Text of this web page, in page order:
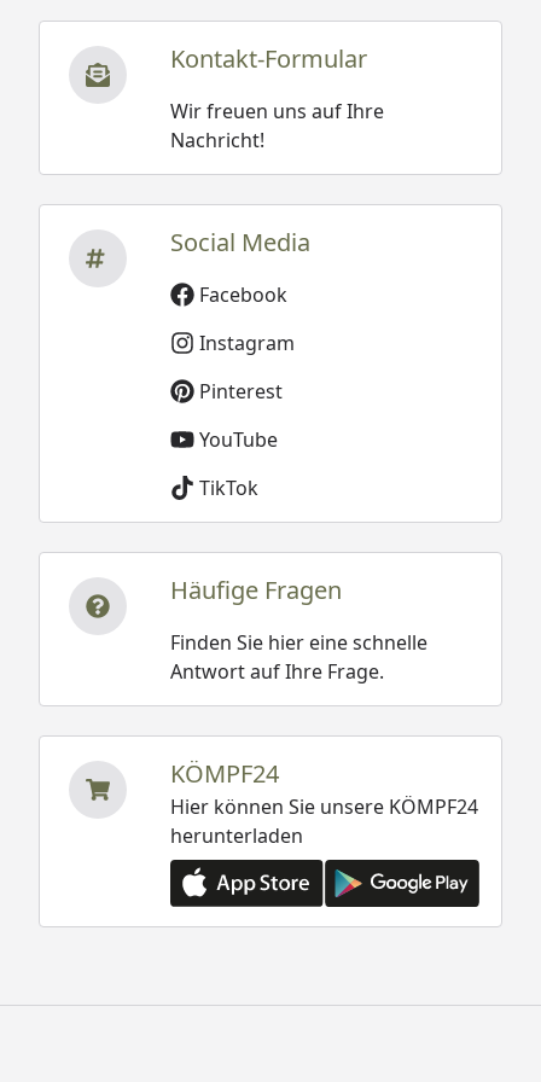
Kontakt-Formular
Wir freuen uns auf Ihre
Nachricht!
Social Media
Facebook
Instagram
Pinterest
YouTube
TikTok
Häufige Fragen
Finden Sie hier eine schnelle
Antwort auf Ihre Frage.
KÖMPF24
Hier können Sie unsere KÖMPF24
herunterladen